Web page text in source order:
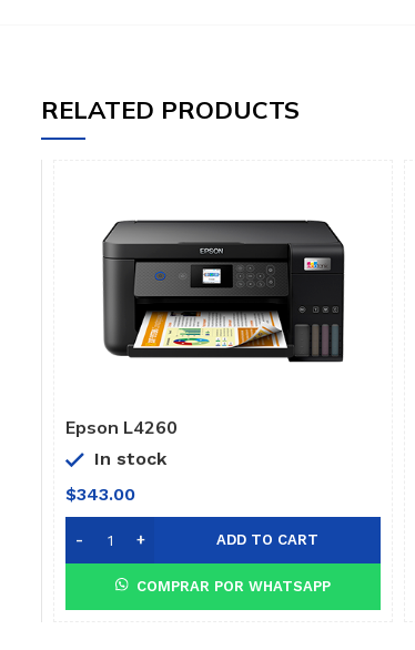
RELATED PRODUCTS
Epson L4260
In stock
$343.00
ADD TO CART
COMPRAR POR WHATSAPP